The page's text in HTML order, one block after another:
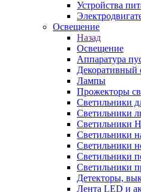
Устройства
Освещение
Назад
Освещение
Аппаратура
Декоративный
Лампы
Прожекторы
Светильники
Светильники
Светильники
Светильники
Светильники
Светильники
Светильники
Детекторы,
Лента LED и